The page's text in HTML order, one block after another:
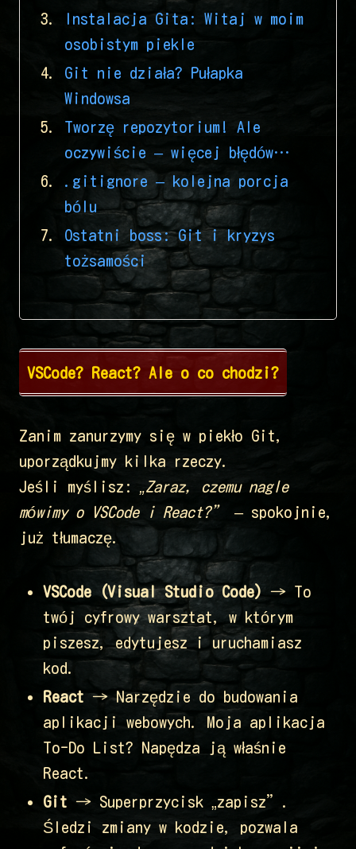
Instalacja Gita: Witaj w moim
osobistym piekle
Git nie działa? Pułapka
Windowsa
Tworzę repozytorium! Ale
oczywiście – więcej błędów…
.gitignore – kolejna porcja
bólu
Ostatni boss: Git i kryzys
tożsamości
VSCode? React? Ale o co chodzi?
Zanim zanurzymy się w piekło Git,
uporządkujmy kilka rzeczy.
Jeśli myślisz:
„Zaraz, czemu nagle
mówimy o VSCode i React?”
– spokojnie,
już tłumaczę.
VSCode (Visual Studio Code) → To
twój cyfrowy warsztat, w którym
piszesz, edytujesz i uruchamiasz
kod.
React → Narzędzie do budowania
aplikacji webowych. Moja aplikacja
To-Do List? Napędza ją właśnie
React.
Git → Superprzycisk „zapisz”.
Śledzi zmiany w kodzie, pozwala